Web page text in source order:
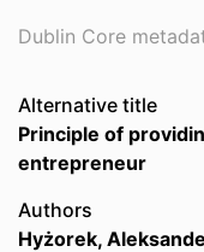
Dublin Core
Alternative title
Principle of
entrepreneur
Authors
Hyżorek,